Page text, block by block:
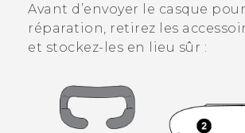
Achat & Règlement Questions
Avant d’envoyer le casque
réparation, retirez les
et stockez-les en lieu sûr :